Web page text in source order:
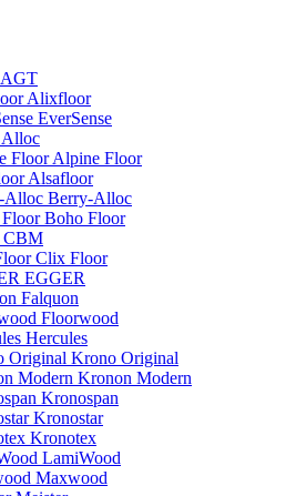
AGT
Alixfloor
EverSense
Alloc
Alpine Floor
Alsafloor
Berry-Alloc
Boho Floor
CBM
Clix Floor
EGGER
Falquon
Floorwood
Hercules
Krono Original
Kronon Modern
Kronospan
Kronostar
Kronotex
LamiWood
Maxwood